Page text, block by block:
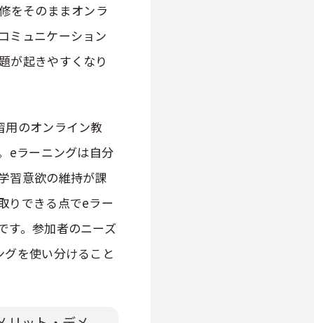
をそのままオンラ
ミュニケーション
が起きやすくなり
用のオンライン教
eラーニングは自分
習意欲の維持が課
りできる点でeラー
す。参加者のニーズ
を使い分けること